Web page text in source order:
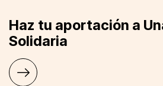
Haz tu aportación a
Solidaria